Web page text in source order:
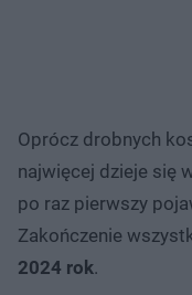
Oprócz drobnych
najwięcej dzieje się
po raz pierwszy
Zakończenie
2024 rok.